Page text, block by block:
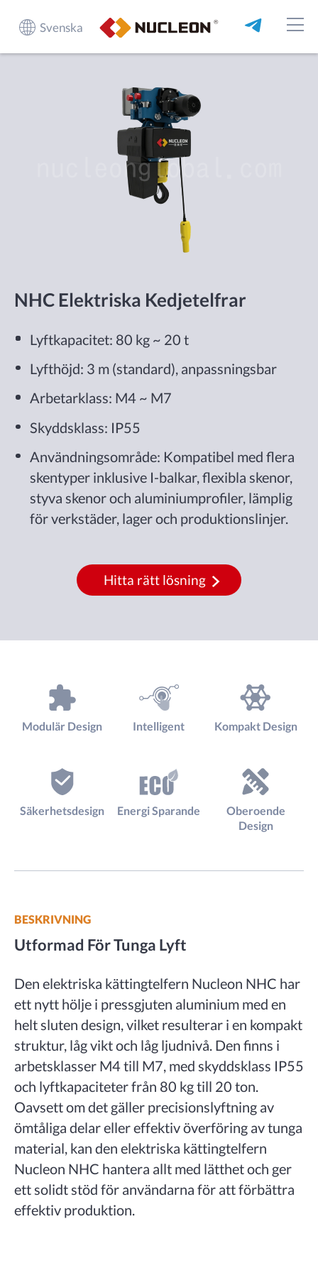
Svenska
NHC Elektriska Kedjetelfrar
Lyftkapacitet: 80 kg ~ 20 t
Lyfthöjd: 3 m (standard), anpassningsbar
Arbetarklass: M4 ~ M7
Skyddsklass: IP55
Användningsområde: Kompatibel med flera
skentyper inklusive I-balkar, flexibla skenor,
styva skenor och aluminiumprofiler, lämplig
för verkstäder, lager och produktionslinjer.
Hitta rätt lösning
Modulär Design Intelligent Kompakt Design
Säkerhetsdesign Energi Sparande
Oberoende
Design
BESKRIVNING
Utformad För Tunga Lyft
Den elektriska kättingtelfern Nucleon NHC har
ett nytt hölje i pressgjuten aluminium med en
helt sluten design, vilket resulterar i en kompakt
struktur, låg vikt och låg ljudnivå. Den finns i
arbetsklasser M4 till M7, med skyddsklass IP55
och lyftkapaciteter från 80 kg till 20 ton.
Oavsett om det gäller precisionslyftning av
ömtåliga delar eller effektiv överföring av tunga
material, kan den elektriska kättingtelfern
Nucleon NHC hantera allt med lätthet och ger
ett solidt stöd för användarna för att förbättra
effektiv produktion.